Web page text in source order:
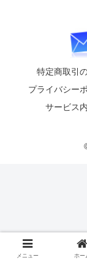
特定商取引
プライバシー
サービス
メニュー ホー